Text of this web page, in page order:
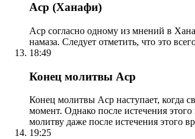
Аср (Ханафи)
Аср согласно одному из мнений в
намаза. Следует отметить, что это
18:49
Конец молитвы Аср
Конец молитвы Аср наступает, когда
момент. Однако после истечения
молитву даже после истечения этого
19:25